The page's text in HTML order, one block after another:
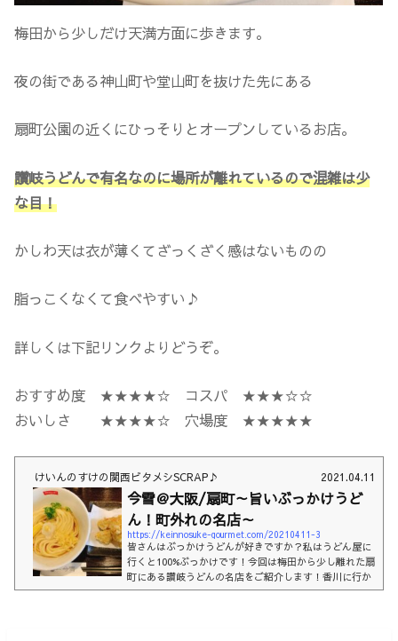
梅田から少しだけ天満方面に歩きます。
夜の街である神山町や堂山町を抜けた先にある
扇町公園の近くにひっそりとオープンしているお店。
讃岐うどんで有名なのに場所が離れているので混雑は少
な目！
かしわ天は衣が薄くてざっくざく感はないものの
脂っこくなくて食べやすい♪
詳しくは下記リンクよりどうぞ。
おすすめ度 ★★★★☆ コスパ ★★★☆☆
おいしさ ★★★★☆ 穴場度 ★★★★★
けいんのすけの関西ビタメシSCRAP♪ 2021.04.11
今雪＠大阪/扇町～旨いぶっかけうど
ん！町外れの名店～
https://keinnosuke-gourmet.com/20210411-3
皆さんはぶっかけうどんが好きですか？私はうどん屋に
行くと100%ぶっかけです！今回は梅田から少し離れた扇
町にある讃岐うどんの名店をご紹介します！香川に行か
ずとも大阪で絶品うどんいただきましょう！おいしさコ